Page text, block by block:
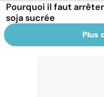
Pourquoi il faut
soja sucrée
Plus